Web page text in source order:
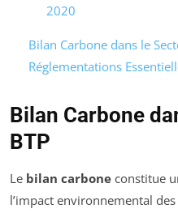
2020
Bilan Carbone dans le
Réglementations
Bilan Carbone
BTP
Le bilan carbone constitue
l’impact environnemental